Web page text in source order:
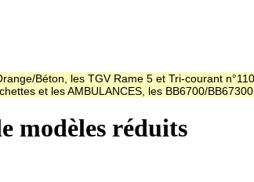
Béton, les TGV Rame 5 et Tri-courant
et les AMBULANCES, les BB6700/
modèles réduits